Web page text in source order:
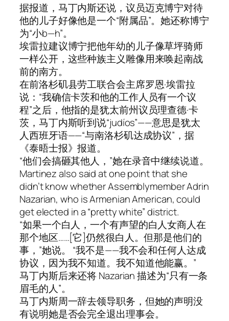
据报道，马丁内斯还说，议员迈克博宁对待
他的儿子好像他是一个“附属品”。她还称博宁
为“小b—h”。
埃雷拉建议博宁把他年幼的儿子像草坪骑师
一样公开，这些种族主义雕像用来唤起南战
前的南方。
在前洛杉矶县劳工联合会主席罗恩·埃雷拉
说：“我确信卡茨和他的工作人员有一个议
程”之后，他指的是犹太前州议员理查德·卡
茨，马丁内斯听到说“judíos”——意思是犹太
人西班牙语——“与南洛杉矶达成协议”，据
《泰晤士报》报道。
“他们会搞砸其他人，”她在录音中继续说道。
Martinez also said at one point that she
didn’t know whether Assemblymember Adrin
Nazarian, who is Armenian American, could
get elected in a “pretty white” district.
“如果一个白人，一个有声望的白人女商人在
那个地区……[它]仍然很白人。但那是他们的
事，”她说。 “我不是——我不会和任何人达成
协议，因为我不知道。我不知道他能赢。”
马丁内斯后来还将 Nazarian 描述为“只有一条
眉毛的人”。
马丁内斯周一辞去领导职务，但她的声明没
有说明她是否会完全退出理事会。